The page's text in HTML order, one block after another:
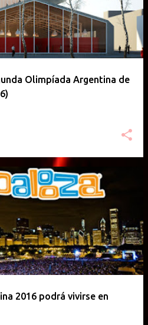
Olimpíada Argentina de
2016 podrá vivirse en